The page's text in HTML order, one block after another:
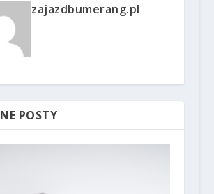
zajazdbumerang.pl
POSTY